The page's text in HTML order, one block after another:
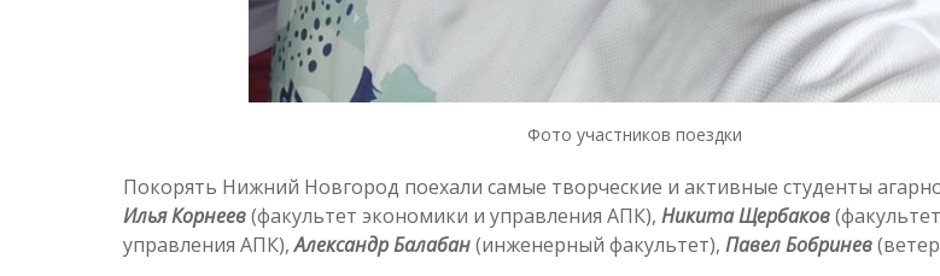
Фото участников поездки
Покорять Нижний Новгород поехали самые творческие и активные студенты
Илья Корнеев(факультет экономики и управления АПК), Никита Щербаков
управления АПК),Александр Балабан(инженерный факультет), Павел Бобринев